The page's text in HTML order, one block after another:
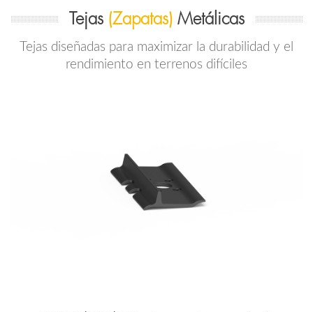
Tejas (Zapatas)Metálicas
Tejas diseñadas para maximizar la durabilidad y el
rendimiento en terrenos difíciles